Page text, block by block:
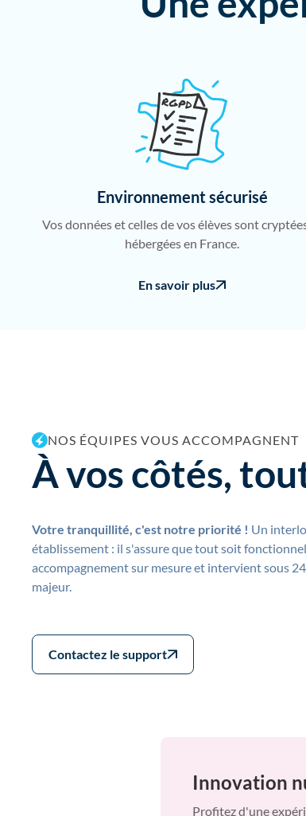
Environnement sécurisé
Vos données et celles de vos élèves sont
hébergées en France.
En savoir plus
NOS ÉQUIPES VOUS ACCOMPAGNENT
À vos côtés,
Votre tranquillité, c'est notre priorité ! Un
établissement : il s'assure que tout soit
accompagnement sur mesure et intervient sous
majeur.
Contactez le support
Innovation
Profitez d'une